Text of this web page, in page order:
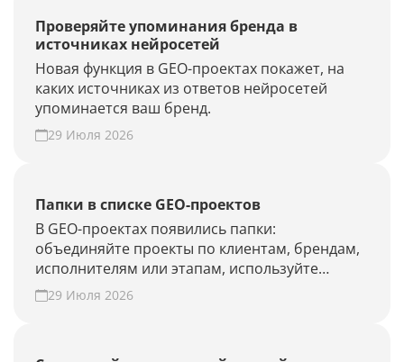
Проверяйте упоминания бренда в
источниках нейросетей
Новая функция в GEO-проектах покажет, на
каких источниках из ответов нейросетей
упоминается ваш бренд.
29 Июля 2026
Папки в списке GEO-проектов
В GEO-проектах появились папки:
объединяйте проекты по клиентам, брендам,
исполнителям или этапам, используйте
фильтры и быстрее находите нужные.
Наведите порядок в списке проектов.
29 Июля 2026